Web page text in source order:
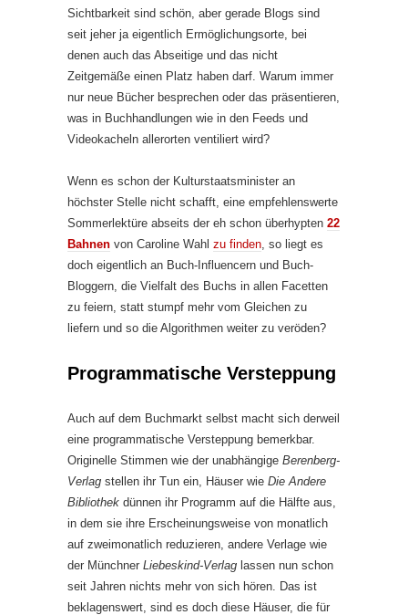
Sichtbarkeit sind schön, aber gerade Blogs sind
seit jeher ja eigentlich Ermöglichungsorte, bei
denen auch das Abseitige und das nicht
Zeitgemäße einen Platz haben darf. Warum immer
nur neue Bücher besprechen oder das präsentieren,
was in Buchhandlungen wie in den Feeds und
Videokacheln allerorten ventiliert wird?
Wenn es schon der Kulturstaatsminister an
höchster Stelle nicht schafft, eine empfehlenswerte
Sommerlektüre abseits der eh schon überhypten 22
Bahnen von Caroline Wahl zu finden, so liegt es
doch eigentlich an Buch-Influencern und Buch-
Bloggern, die Vielfalt des Buchs in allen Facetten
zu feiern, statt stumpf mehr vom Gleichen zu
liefern und so die Algorithmen weiter zu veröden?
Programmatische Versteppung
Auch auf dem Buchmarkt selbst macht sich derweil
eine programmatische Versteppung bemerkbar.
Originelle Stimmen wie der unabhängige Berenberg-
Verlag stellen ihr Tun ein, Häuser wie Die Andere
Bibliothek dünnen ihr Programm auf die Hälfte aus,
in dem sie ihre Erscheinungsweise von monatlich
auf zweimonatlich reduzieren, andere Verlage wie
der Münchner Liebeskind-Verlag lassen nun schon
seit Jahren nichts mehr von sich hören. Das ist
beklagenswert, sind es doch diese Häuser, die für